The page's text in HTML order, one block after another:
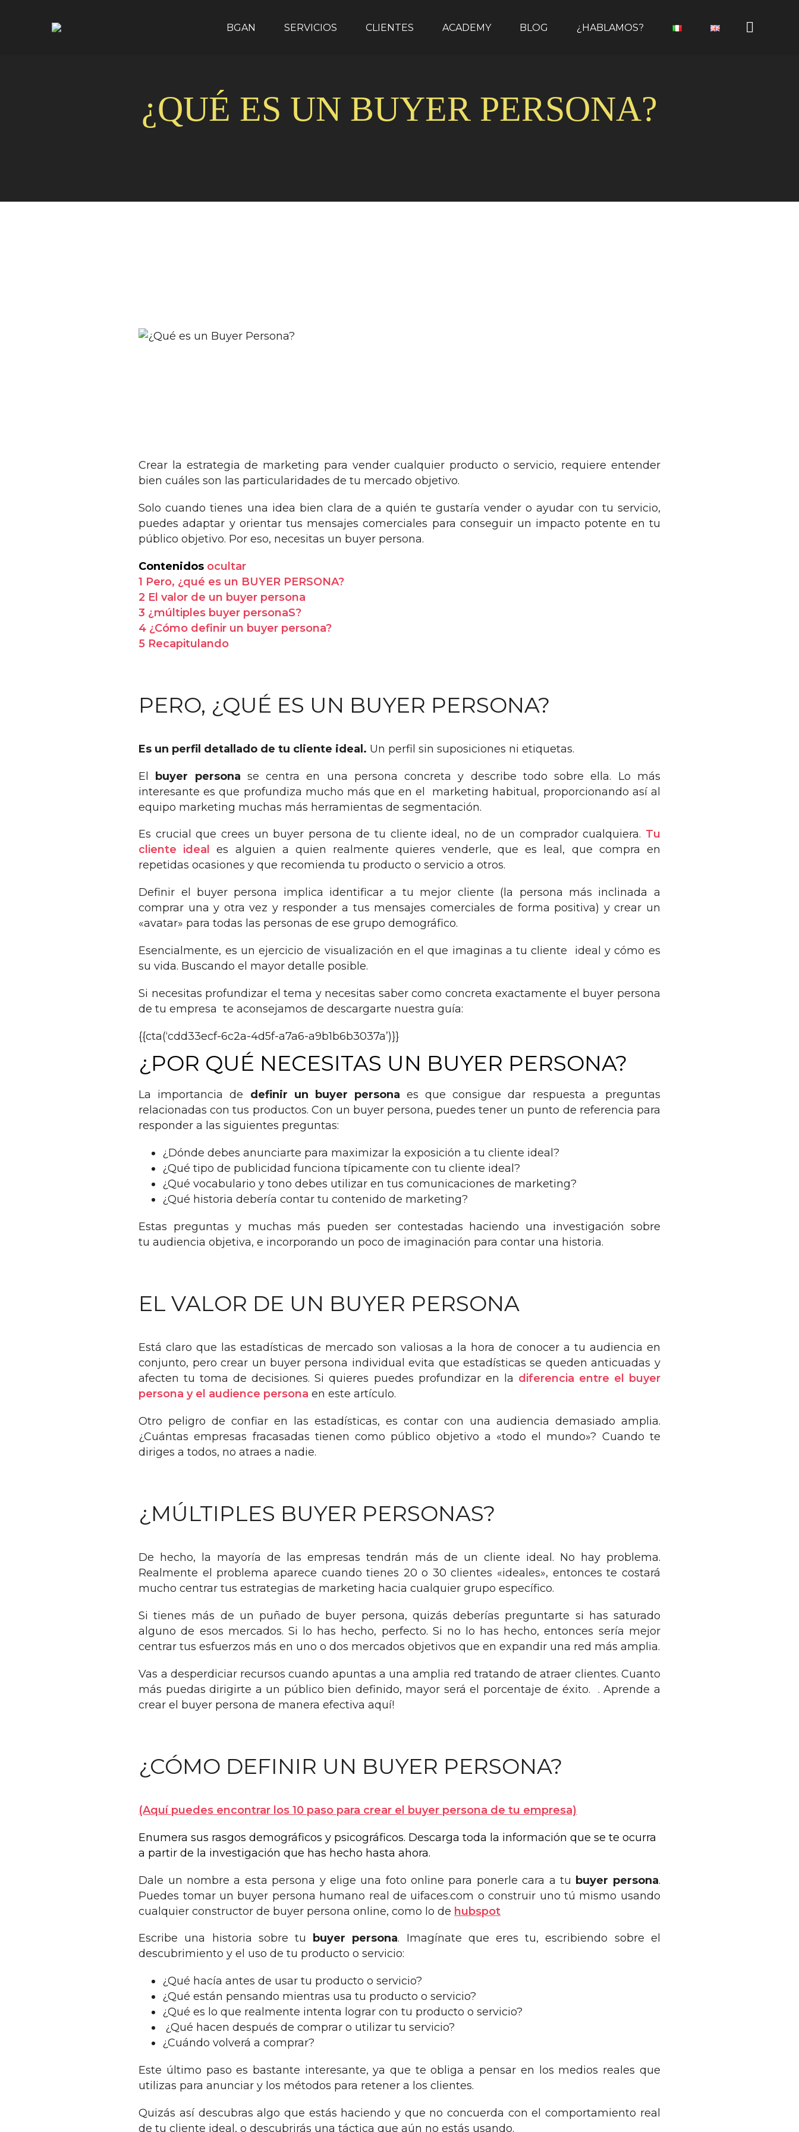
BGAN SERVICIOS CLIENTES ACADEMY BLOG ¿HABLAMOS?
¿QUÉ ES UN BUYER PERSONA?
Crear la estrategia de marketing para vender cualquier producto o servicio, requiere entender
bien cuáles son las particularidades de tu mercado objetivo.
Solo cuando tienes una idea bien clara de a quién te gustaría vender o ayudar con tu servicio,
puedes adaptar y orientar tus mensajes comerciales para conseguir un impacto potente en tu
público objetivo. Por eso, necesitas un buyer persona.
Contenidos ocultar
1 Pero, ¿qué es un BUYER PERSONA?
2 El valor de un buyer persona
3 ¿múltiples buyer personaS?
4 ¿Cómo definir un buyer persona?
5 Recapitulando
PERO, ¿QUÉ ES UN BUYER PERSONA?
Es un perfil detallado de tu cliente ideal. Un perfil sin suposiciones ni etiquetas.
El buyer persona se centra en una persona concreta y describe todo sobre ella. Lo más
interesante es que profundiza mucho más que en el marketing habitual, proporcionando así al
equipo marketing muchas más herramientas de segmentación.
Es crucial que crees un buyer persona de tu cliente ideal, no de un comprador cualquiera. Tu
cliente ideal
es alguien a quien realmente quieres venderle, que es leal, que compra en
repetidas ocasiones y que recomienda tu producto o servicio a otros.
Definir el buyer persona implica identificar a tu mejor cliente (la persona más inclinada a
comprar una y otra vez y responder a tus mensajes comerciales de forma positiva) y crear un
«avatar» para todas las personas de ese grupo demográfico.
Esencialmente, es un ejercicio de visualización en el que imaginas a tu cliente ideal y cómo es
su vida. Buscando el mayor detalle posible.
Si necesitas profundizar el tema y necesitas saber como concreta exactamente el buyer persona
de tu empresa te aconsejamos de descargarte nuestra guía:
{{cta(‘cdd33ecf-6c2a-4d5f-a7a6-a9b1b6b3037a’)}}
¿POR QUÉ NECESITAS UN BUYER PERSONA?
La importancia de definir un buyer persona es que consigue dar respuesta a preguntas
relacionadas con tus productos. Con un buyer persona, puedes tener un punto de referencia para
responder a las siguientes preguntas:
¿Dónde debes anunciarte para maximizar la exposición a tu cliente ideal?
¿Qué tipo de publicidad funciona típicamente con tu cliente ideal?
¿Qué vocabulario y tono debes utilizar en tus comunicaciones de marketing?
¿Qué historia debería contar tu contenido de marketing?
Estas preguntas y muchas más pueden ser contestadas haciendo una investigación sobre
tuaudiencia objetiva, e incorporando un poco de imaginación para contar una historia.
EL VALOR DE UN BUYER PERSONA
Está claro que las estadísticas de mercado son valiosas a la hora de conocer a tu audiencia en
conjunto, pero crear un buyer persona individual evita que estadísticas se queden anticuadas y
afecten tu toma de decisiones. Si quieres puedes profundizar en la diferencia entre el buyer
persona y el audience persona en este artículo.
Otro peligro de confiar en las estadísticas, es contar con una audiencia demasiado amplia.
¿Cuántas empresas fracasadas tienen como público objetivo a «todo el mundo»? Cuando te
diriges a todos, no atraes a nadie.
¿MÚLTIPLES BUYER PERSONAS?
De hecho, la mayoría de las empresas tendrán más de un cliente ideal. No hay problema.
Realmente el problema aparece cuando tienes 20 o 30 clientes «ideales», entonces te costará
mucho centrar tus estrategias de marketing hacia cualquier grupo específico.
Si tienes más de un puñado de buyer persona, quizás deberías preguntarte si has saturado
alguno de esos mercados. Si lo has hecho, perfecto. Si no lo has hecho, entonces sería mejor
centrar tus esfuerzos más en uno o dos mercados objetivos que en expandir una red más amplia.
Vas a desperdiciar recursos cuando apuntas a una amplia red tratando de atraer clientes. Cuanto
más puedas dirigirte a un público bien definido, mayor será el porcentaje de éxito. . Aprende a
crear el buyer persona de manera efectiva aquí!
¿CÓMO DEFINIR UN BUYER PERSONA?
(Aquí puedes encontrar los 10 paso para crear el buyer persona de tu empresa)
Enumera sus rasgos demográficos y psicográficos. Descarga toda la información que se te ocurra
a partir de la investigación que has hecho hasta ahora.
Dale un nombre a esta persona y elige una foto online para ponerle cara a tu buyer persona.
Puedes tomar un buyer persona humano real de uifaces.com o construir uno tú mismo usando
cualquier constructor de buyer persona online, como lo de hubspot
Escribe una historia sobre tu buyer persona. Imagínate que eres tu, escribiendo sobre el
descubrimiento y el uso de tu producto o servicio:
¿Qué hacía antes de usar tu producto o servicio?
¿Qué están pensando mientras usa tu producto o servicio?
¿Qué es lo que realmente intenta lograr con tu producto o servicio?
¿Qué hacen después de comprar o utilizar tu servicio?
¿Cuándo volverá a comprar?
Este último paso es bastante interesante, ya que te obliga a pensar en los medios reales que
utilizas para anunciar y los métodos para retener a los clientes.
Quizás así descubras algo que estás haciendo y que no concuerda con el comportamiento real
de tu cliente ideal, o descubrirás una táctica que aún no estás usando.